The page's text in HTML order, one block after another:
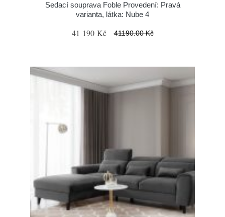
Sedací souprava Foble Provedení: Pravá
varianta, látka: Nube 4
41 190 Kč 41190.00 Kč